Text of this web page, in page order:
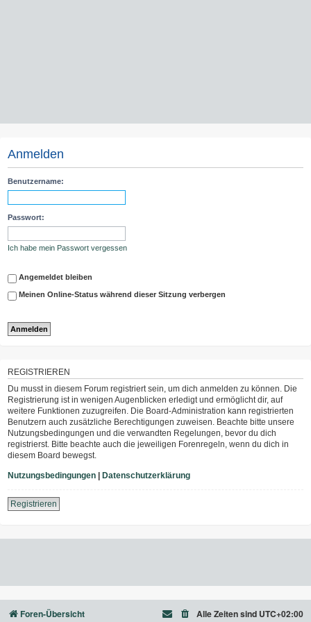
Anmelden
Benutzername:
Passwort:
Ich habe mein Passwort vergessen
Angemeldet bleiben
Meinen Online-Status während dieser Sitzung verbergen
REGISTRIEREN
Du musst in diesem Forum registriert sein, um dich anmelden zu können. Die
Registrierung ist in wenigen Augenblicken erledigt und ermöglicht dir, auf
weitere Funktionen zuzugreifen. Die Board-Administration kann registrierten
Benutzern auch zusätzliche Berechtigungen zuweisen. Beachte bitte unsere
Nutzungsbedingungen und die verwandten Regelungen, bevor du dich
registrierst. Bitte beachte auch die jeweiligen Forenregeln, wenn du dich in
diesem Board bewegst.
Nutzungsbedingungen | Datenschutzerklärung
Registrieren
Foren-Übersicht Alle Zeiten sind UTC+02:00